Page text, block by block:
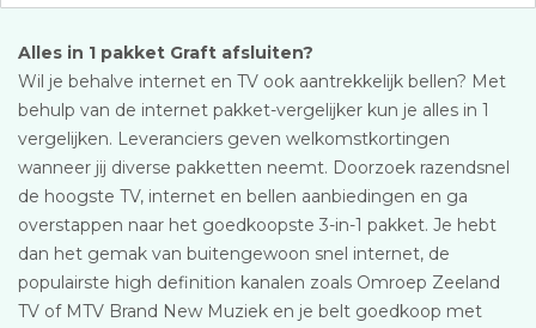
Alles in 1 pakket Graft afsluiten?
Wil je behalve internet en TV ook aantrekkelijk bellen? Met
behulp van de internet pakket-vergelijker kun je alles in 1
vergelijken. Leveranciers geven welkomstkortingen
wanneer jij diverse pakketten neemt. Doorzoek razendsnel
de hoogste TV, internet en bellen aanbiedingen en ga
overstappen naar het goedkoopste 3-in-1 pakket. Je hebt
dan het gemak van buitengewoon snel internet, de
populairste high definition kanalen zoals Omroep Zeeland
TV of MTV Brand New Muziek en je belt goedkoop met